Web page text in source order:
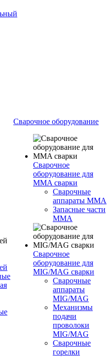
Сварочное оборудование
Сварочное
оборудование для
MMA сварки
Сварочные
аппараты MMA
Запасные части
MMA
Сварочное
оборудование для
MIG/MAG сварки
Сварочные
аппараты
MIG/MAG
Механизмы
подачи
проволоки
MIG/MAG
Сварочные
горелки